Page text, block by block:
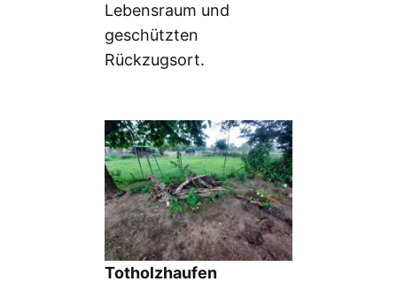
Lebensraum und
geschützten
Rückzugsort.
Totholzhaufen